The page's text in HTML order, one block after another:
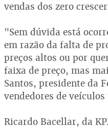
vendas dos zero
"Sem dúvida está
em razão da falta de
preços altos ou por
faixa de preço, mas
Santos, presidente da
vendedores de veículos
Ricardo Bacellar, da